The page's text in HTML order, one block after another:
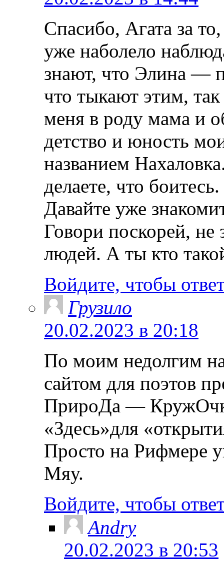
Спасибо, Агата за
уже наболело
знают, что Элина —
что тыкают этим,
меня в роду мама и
детство и юность
названием
делаете, что
Давайте уже
Говори поскорей,
людей. А ты кто
Войдите, чтобы
Грузило
20.02.2023 в 20:18
По моим недолгим
сайтом для поэтов
ПрироДа —
«Здесь»для
Просто на Рифмере
Мяу.
Войдите, чтобы
Andry
20.02.2023 в 20:53